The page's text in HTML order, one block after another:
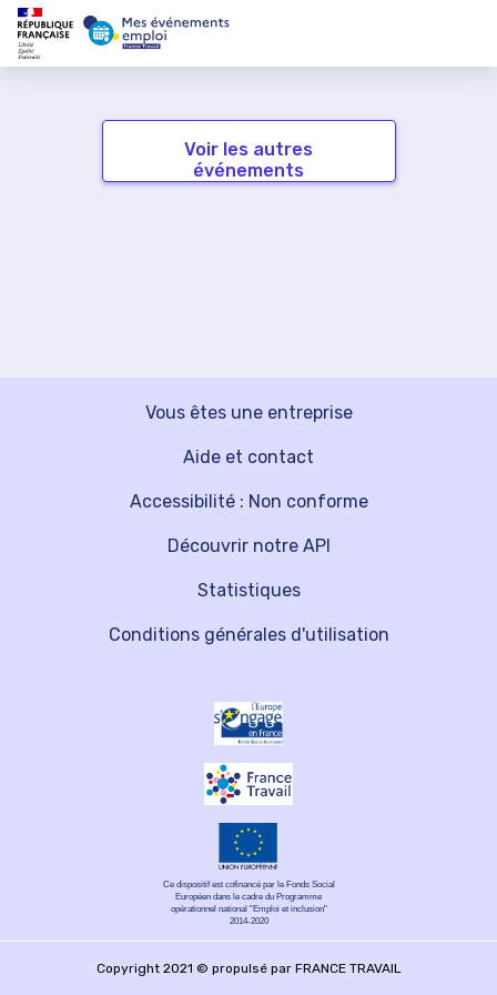
Voir les autres
événements
Vous êtes une entreprise
Découvrir notre API
Aide et contact
Statistiques
Accessibilité : Non conforme
Conditions générales d'utilisation
Ce dispositif est cofinancé par le Fonds Social
Européen dans le cadre du Programme
opérationnel national "Emploi et inclusion"
2014-2020
Copyright 2021 © propulsé par FRANCE TRAVAIL